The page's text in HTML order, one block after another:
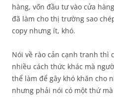
hàng, vốn đầu tư vào cửa
đã làm cho thị trường sao
copy nhưng ít, khó.
Nói về rào cản cạnh tranh thì
nhiều cách thức khác mà
thể làm để gây khó khăn cho
nhưng phải nói có một thứ